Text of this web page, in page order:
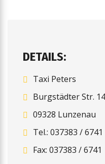
DETAILS:
Taxi Peters
Burgstädter Str. 14
09328 Lunzenau
Tel.: 037383 / 6741
Fax: 037383 / 6741